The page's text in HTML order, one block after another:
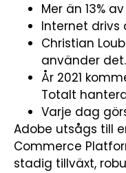
Mer än 13%
Internet drivs
Christian
använder det.
År 2021
Totalt
Varje dag
Adobe utsågs till
Commerce
stadig tillväxt,